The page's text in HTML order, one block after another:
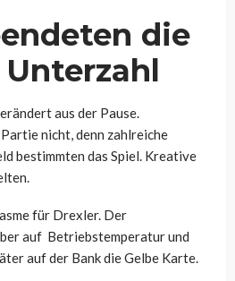
die
aus der Pause.
nicht, denn zahlreiche
bestimmten das Spiel. Kreative
für Drexler. Der
auf Betriebstemperatur und
auf der Bank die Gelbe Karte.